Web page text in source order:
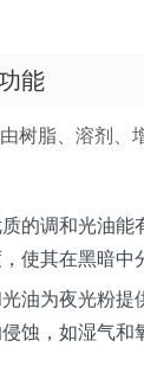
能
树脂、溶剂、
的调和光油能
使其在黑暗中
油为夜光粉提
蚀，如湿气和